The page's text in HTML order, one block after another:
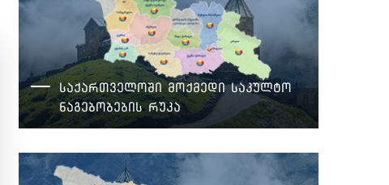
საქართველოში მოქმედი საკულტო
ნაგებობების რუკა